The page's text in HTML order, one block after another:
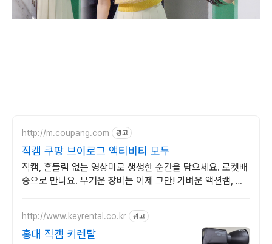
http://m.coupang.com 광고
직캠 쿠팡 브이로그 액티비티 모두
직캠, 흔들림 없는 영상미로 생생한 순간을 담으세요. 로켓배
송으로 만나요. 무거운 장비는 이제 그만! 가벼운 액션캠, 자
http://www.keyrental.co.kr 광고
홍대 직캠 키렌탈